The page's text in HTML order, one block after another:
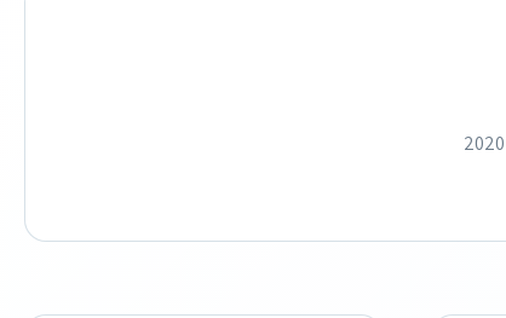
הכתובת המובילה בישראל לכרטיסים לאטרקציות, סקירות מפורטות וחדשות תיירות עדכניות. מאז 2020